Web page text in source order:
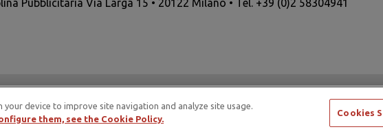
Pubblicitaria Via Larga 15 • 20122 Milano • Tel. +39 (0)2 58304941
– European Advertising Standards Alliance e di ICAS – International Council
device to improve site navigation and analyze site usage.
them, see the Cookie Policy.
Cookies